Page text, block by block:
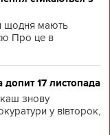
щодня мають
Про це в
17 листопада
знову
у вівторок,